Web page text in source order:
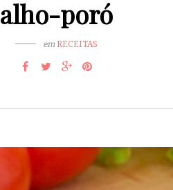
alho-poró
emRECEITAS